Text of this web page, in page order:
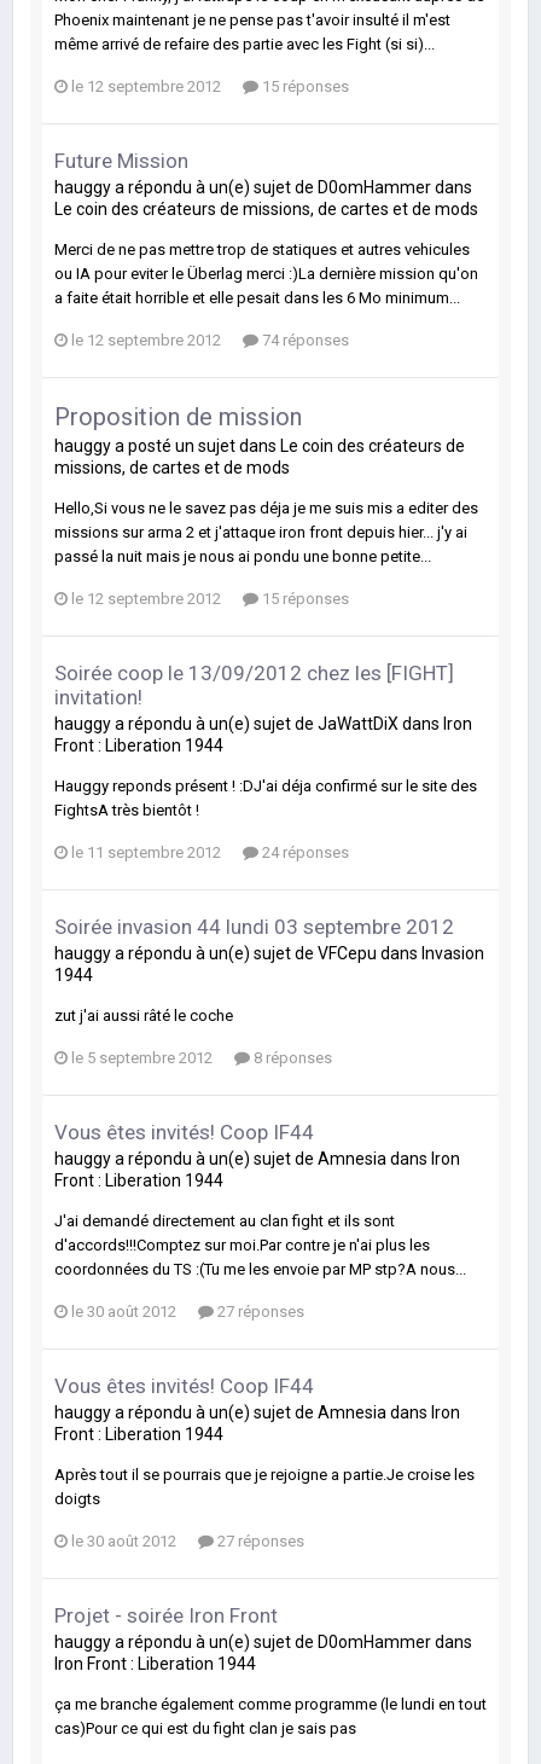
Phoenix maintenant je ne pense pas t'avoir insulté il m'est
même arrivé de refaire des partie avec les Fight (si si)...
le 12 septembre 2012 15 réponses
Future Mission
hauggya répondu à un(e) sujet de D0omHammerdans
Le coin des créateurs de missions, de cartes et de mods
Merci de ne pas mettre trop de statiques et autres vehicules
ou IA pour eviter le Überlag merci :)La dernière mission qu'on
a faite était horrible et elle pesait dans les 6 Mo minimum...
le 12 septembre 2012 74 réponses
Proposition de mission
hauggya posté un sujet dans Le coin des créateurs de
missions, de cartes et de mods
Hello,Si vous ne le savez pas déja je me suis mis a editer des
missions sur arma 2 et j'attaque iron front depuis hier... j'y ai
passé la nuit mais je nous ai pondu une bonne petite...
le 12 septembre 2012 15 réponses
Soirée coop le 13/09/2012 chez les [FIGHT]
invitation!
hauggya répondu à un(e) sujet de JaWattDiXdans Iron
Front : Liberation 1944
Hauggy reponds présent ! :DJ'ai déja confirmé sur le site des
FightsA très bientôt !
le 11 septembre 2012 24 réponses
Soirée invasion 44 lundi 03 septembre 2012
hauggya répondu à un(e) sujet de VFCepu dans Invasion
1944
zut j'ai aussi râté le coche
le 5 septembre 2012 8 réponses
Vous êtes invités! Coop IF44
hauggya répondu à un(e) sujet de Amnesiadans Iron
Front : Liberation 1944
J'ai demandé directement au clan fight et ils sont
d'accords!!!Comptez sur moi.Par contre je n'ai plus les
coordonnées du TS :(Tu me les envoie par MP stp?A nous...
le 30 août 2012 27 réponses
Vous êtes invités! Coop IF44
hauggya répondu à un(e) sujet de Amnesiadans Iron
Front : Liberation 1944
Après tout il se pourrais que je rejoigne a partie.Je croise les
doigts
le 30 août 2012 27 réponses
Projet - soirée Iron Front
hauggya répondu à un(e) sujet de D0omHammerdans
Iron Front : Liberation 1944
ça me branche également comme programme (le lundi en tout
cas)Pour ce qui est du fight clan je sais pas